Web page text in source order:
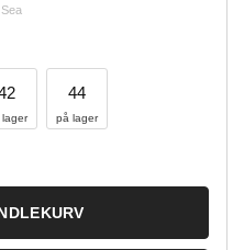
Sea
lager
44
på lager